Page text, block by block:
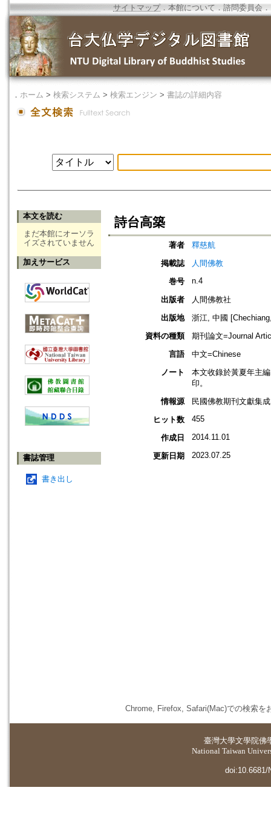
サイトマップ．本館について ． 諮問委員会 ．
． ホーム > 検索システム > 検索エンジン > 書誌の詳細内容
本文を読む
まだ本館にオーソラ
イズされていません
加えサービス
書誌管理
書き出し
詩台高築
著者
釋慈航
掲載誌
人間佛教
巻号
n.4
出版者
人間佛教社
出版地
浙江, 中國
資料の種類
期刊論文=Journal
言語
中文=Chinese
ノート
本文收錄於黃夏年主
印。
情報源
民國佛教期刊文獻集
ヒット数
455
作成日 2014.11.01
更新日期 2023.07.25
Chrome, Firefox, Safari(Mac)での検索を
臺灣大學文學院佛
National Taiwan
doi:10.6681/